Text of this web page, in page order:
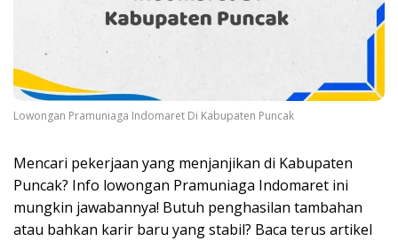
Lowongan Pramuniaga Indomaret Di Kabupaten Puncak
Mencari pekerjaan yang menjanjikan di Kabupaten
Puncak? Info lowongan Pramuniaga Indomaret ini
mungkin jawabannya! Butuh penghasilan tambahan
atau bahkan karir baru yang stabil? Baca terus artikel